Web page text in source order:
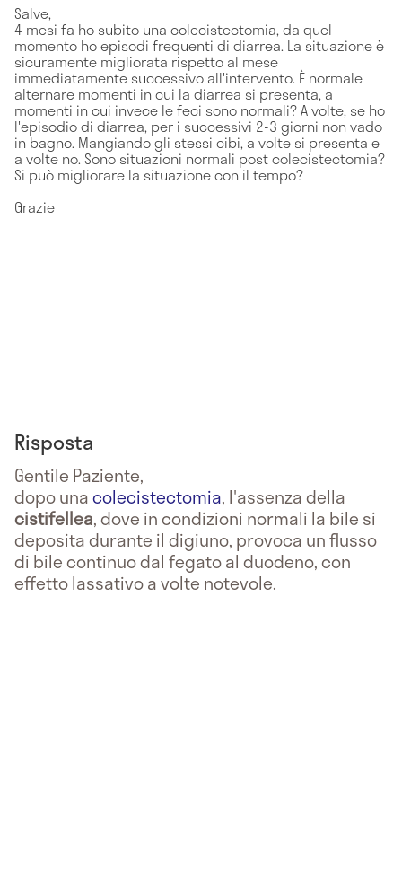
Salve,
4 mesi fa ho subito una colecistectomia, da quel
momento ho episodi frequenti di diarrea. La situazione è
sicuramente migliorata rispetto al mese
immediatamente successivo all'intervento. È normale
alternare momenti in cui la diarrea si presenta, a
momenti in cui invece le feci sono normali? A volte, se ho
l'episodio di diarrea, per i successivi 2-3 giorni non vado
in bagno. Mangiando gli stessi cibi, a volte si presenta e
a volte no. Sono situazioni normali post colecistectomia?
Si può migliorare la situazione con il tempo?
Grazie
Risposta
Gentile Paziente,
dopo unacolecistectomia, l'assenza della
cistifellea, dove in condizioni normali la bile si
deposita durante il digiuno, provoca un flusso
di bile continuo dal fegato al duodeno, con
effetto lassativo a volte notevole.